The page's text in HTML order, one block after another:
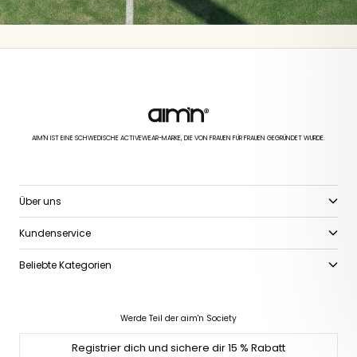
AIM'N IST EINE SCHWEDISCHE ACTIVEWEAR-MARKE, DIE VON FRAUEN FÜR FRAUEN GEGRÜNDET WURDE.
Über uns
Kundenservice
Beliebte Kategorien
Werde Teil der aim'n Society
Registrier dich und sichere dir 15 % Rabatt